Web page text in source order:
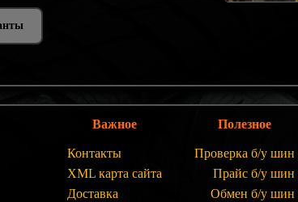
Важное
Контакты
XML карта сайта
Доставка
Полезное
Проверка б/у шин
Прайс б/у шин
Обмен б/у шин